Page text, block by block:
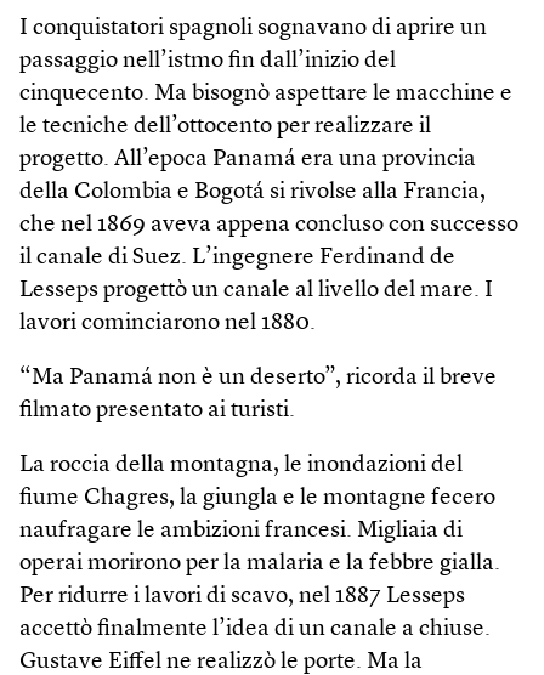
I conquistatori spagnoli sognavano di aprire un
passaggio nell’istmo fin dall’inizio del
cinquecento. Ma bisognò aspettare le macchine e
le tecniche dell’ottocento per realizzare il
progetto. All’epoca Panamá era una provincia
della Colombia e Bogotá si rivolse alla Francia,
che nel 1869 aveva appena concluso con successo
il canale di Suez. L’ingegnere Ferdinand de
Lesseps progettò un canale al livello del mare. I
lavori cominciarono nel 1880.
“Ma Panamá non è un deserto”, ricorda il breve
filmato presentato ai turisti.
La roccia della montagna, le inondazioni del
fiume Chagres, la giungla e le montagne fecero
naufragare le ambizioni francesi. Migliaia di
operai morirono per la malaria e la febbre gialla.
Per ridurre i lavori di scavo, nel 1887 Lesseps
accettò finalmente l’idea di un canale a chiuse.
Gustave Eiffel ne realizzò le porte. Ma la